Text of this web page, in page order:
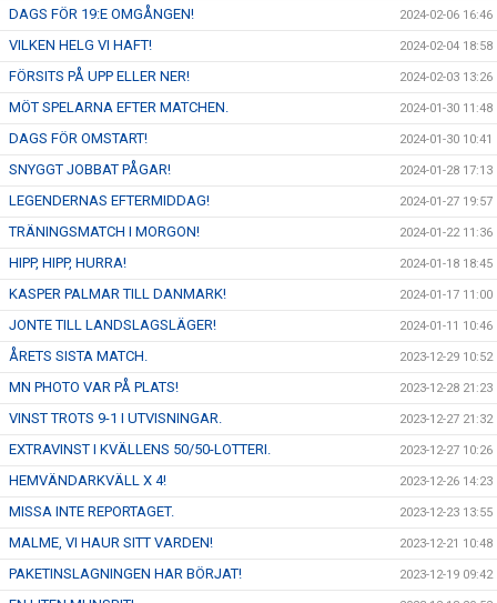
DAGS FÖR 19:E OMGÅNGEN! 2024-02-06 16:46
VILKEN HELG VI HAFT! 2024-02-04 18:58
FÖRSITS PÅ UPP ELLER NER! 2024-02-03 13:26
MÖT SPELARNA EFTER MATCHEN. 2024-01-30 11:48
DAGS FÖR OMSTART! 2024-01-30 10:41
SNYGGT JOBBAT PÅGAR! 2024-01-28 17:13
LEGENDERNAS EFTERMIDDAG! 2024-01-27 19:57
TRÄNINGSMATCH I MORGON! 2024-01-22 11:36
HIPP, HIPP, HURRA! 2024-01-18 18:45
KASPER PALMAR TILL DANMARK! 2024-01-17 11:00
JONTE TILL LANDSLAGSLÄGER! 2024-01-11 10:46
ÅRETS SISTA MATCH. 2023-12-29 10:52
MN PHOTO VAR PÅ PLATS! 2023-12-28 21:23
VINST TROTS 9-1 I UTVISNINGAR. 2023-12-27 21:32
EXTRAVINST I KVÄLLENS 50/50-LOTTERI. 2023-12-27 10:26
HEMVÄNDARKVÄLL X 4! 2023-12-26 14:23
MISSA INTE REPORTAGET. 2023-12-23 13:55
MALME, VI HAUR SITT VARDEN! 2023-12-21 10:48
PAKETINSLAGNINGEN HAR BÖRJAT! 2023-12-19 09:42